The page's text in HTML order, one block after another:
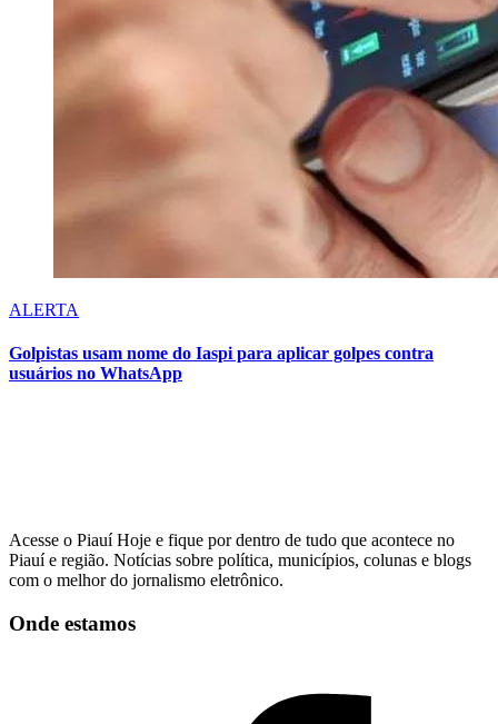
ALERTA
Golpistas usam nome do Iaspi para aplicar golpes contra
usuários no WhatsApp
Acesse o Piauí Hoje e fique por dentro de tudo que acontece no
Piauí e região. Notícias sobre política, municípios, colunas e blogs
com o melhor do jornalismo eletrônico.
Onde estamos